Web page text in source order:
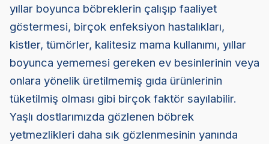
yıllar boyunca böbreklerin çalışıp faaliyet
göstermesi, birçok enfeksiyon hastalıkları,
kistler, tümörler, kalitesiz mama kullanımı, yıllar
boyunca yememesi gereken ev besinlerinin veya
onlara yönelik üretilmemiş gıda ürünlerinin
tüketilmiş olması gibi birçok faktör sayılabilir.
Yaşlı dostlarımızda gözlenen böbrek
yetmezlikleri daha sık gözlenmesinin yanında